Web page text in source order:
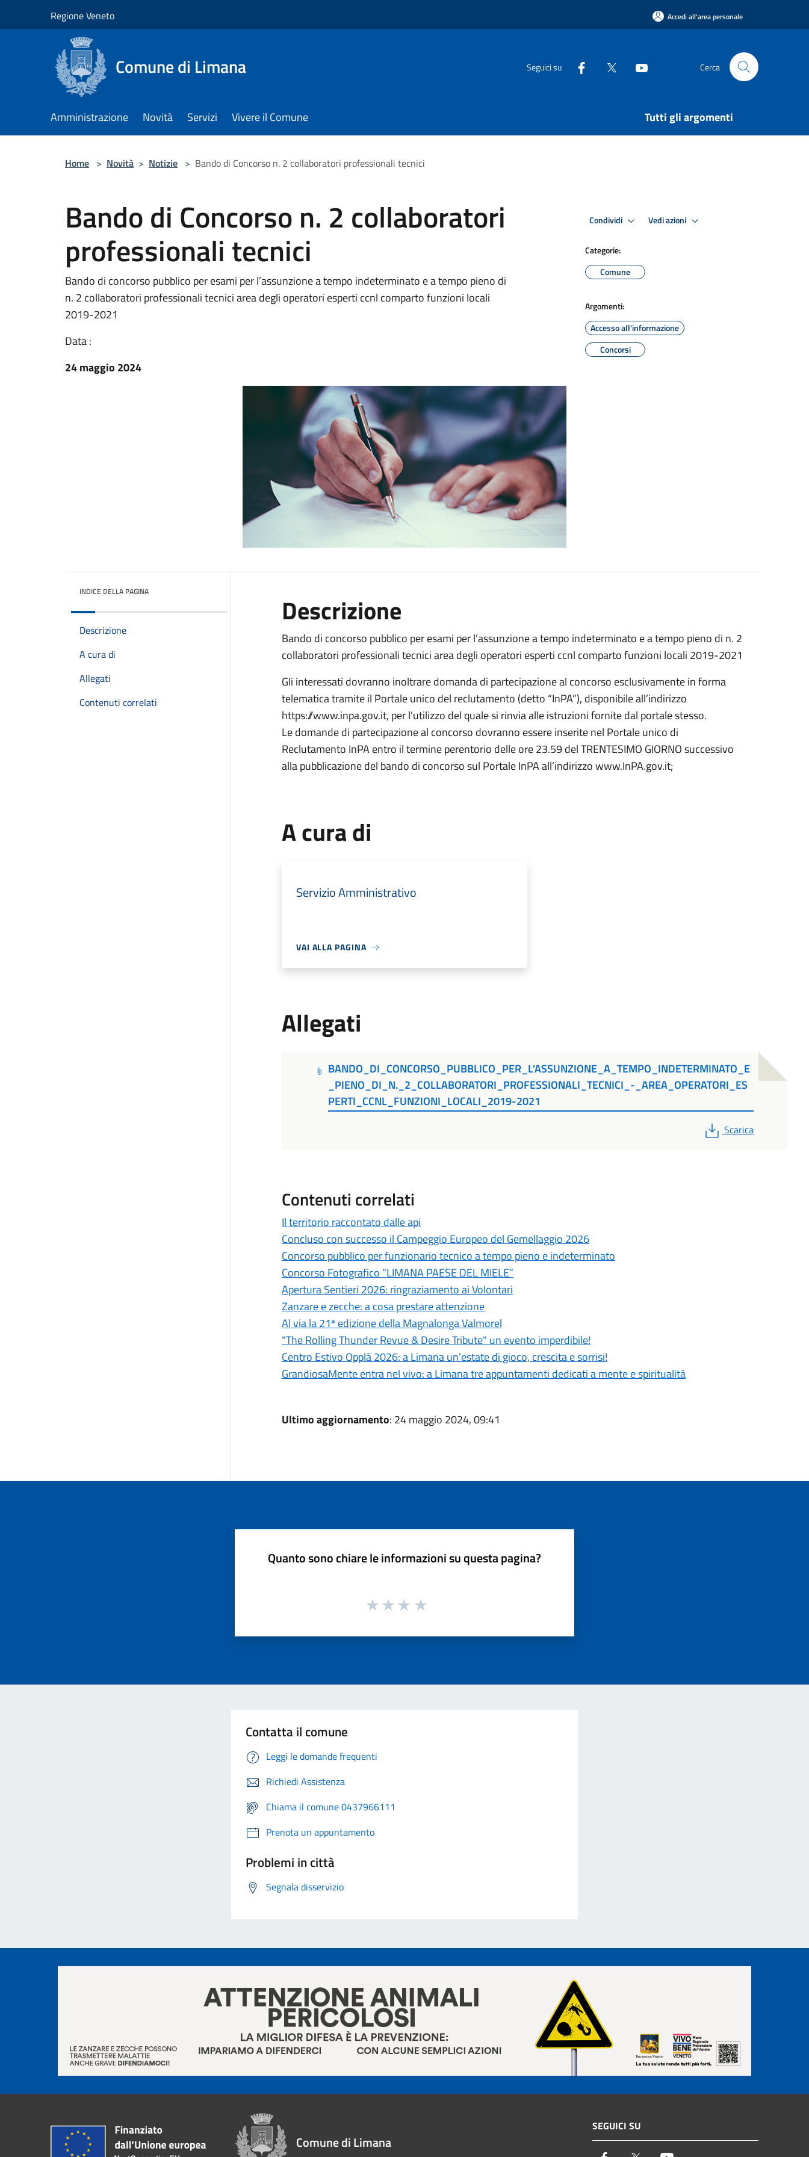
Regione Veneto Accedi all'area personale
Comune di Limana Seguici su Cerca
Amministrazione Novità Servizi Vivere il Comune Tutti gli argomenti
Home > Novità > Notizie > Bando di Concorso n. 2 collaboratori professionali tecnici
Bando di Concorso n. 2 collaboratori
professionali tecnici
Bando di concorso pubblico per esami per l’assunzione a tempo indeterminato e a tempo pieno di
n. 2 collaboratori professionali tecnici area degli operatori esperti ccnl comparto funzioni locali
2019-2021
Data :
24 maggio 2024
Condividi Vedi azioni
Categorie:
Comune
Argomenti:
Accesso all'informazione
Concorsi
INDICE DELLA PAGINA
Descrizione
A cura di
Allegati
Contenuti correlati
Descrizione
Bando di concorso pubblico per esami per l’assunzione a tempo indeterminato e a tempo pieno di n. 2
collaboratori professionali tecnici area degli operatori esperti ccnl comparto funzioni locali 2019-2021
Gli interessati dovranno inoltrare domanda di partecipazione al concorso esclusivamente in forma
telematica tramite il Portale unico del reclutamento (detto “InPA”), disponibile all’indirizzo
https://www.inpa.gov.it, per l’utilizzo del quale si rinvia alle istruzioni fornite dal portale stesso.
Le domande di partecipazione al concorso dovranno essere inserite nel Portale unico di
Reclutamento InPA entro il termine perentorio delle ore 23.59 del TRENTESIMO GIORNO successivo
alla pubblicazione del bando di concorso sul Portale InPA all’indirizzo www.InPA.gov.it;
A cura di
Servizio Amministrativo
VAI ALLA PAGINA
Allegati
BANDO_DI_CONCORSO_PUBBLICO_PER_L'ASSUNZIONE_A_TEMPO_INDETERMINATO_E
_PIENO_DI_N._2_COLLABORATORI_PROFESSIONALI_TECNICI_-_AREA_OPERATORI_ES
PERTI_CCNL_FUNZIONI_LOCALI_2019-2021
PDF
Scarica
Contenuti correlati
Il territorio raccontato dalle api
Concluso con successo il Campeggio Europeo del Gemellaggio 2026
Concorso pubblico per funzionario tecnico a tempo pieno e indeterminato
Concorso Fotografico “LIMANA PAESE DEL MIELE”
Apertura Sentieri 2026: ringraziamento ai Volontari
Zanzare e zecche: a cosa prestare attenzione
Al via la 21ª edizione della Magnalonga Valmorel
"The Rolling Thunder Revue & Desire Tribute" un evento imperdibile!
Centro Estivo Opplà 2026: a Limana un’estate di gioco, crescita e sorrisi!
GrandiosaMente entra nel vivo: a Limana tre appuntamenti dedicati a mente e spiritualità
Ultimo aggiornamento: 24 maggio 2024, 09:41
Quanto sono chiare le informazioni su questa pagina?
Contatta il comune
Leggi le domande frequenti
Richiedi Assistenza
Chiama il comune 0437966111
Prenota un appuntamento
Problemi in città
Segnala disservizio
Comune di Limana
SEGUICI SU